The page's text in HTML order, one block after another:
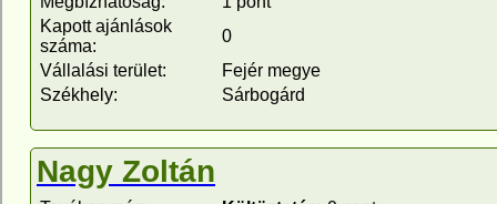
Kapott ajánlások
száma:
0
Vállalási terület:
Fejér megye
Székhely:
Sárbogárd
Nagy Zoltán